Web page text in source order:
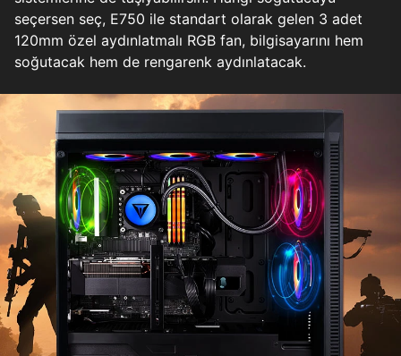
seçersen seç, E750 ile standart olarak gelen 3 adet
120mm özel aydınlatmalı RGB fan, bilgisayarını hem
soğutacak hem de rengarenk aydınlatacak.